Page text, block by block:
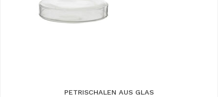
PETRISCHALEN AUS GLAS